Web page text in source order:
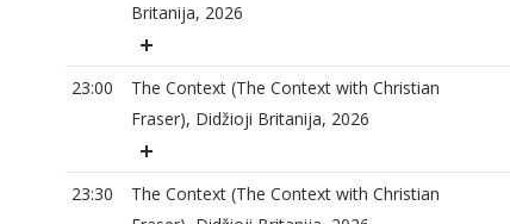
Britanija, 2026
23:00
The Context (The Context with Christian
Fraser), Didžioji Britanija, 2026
23:30
The Context (The Context with Christian